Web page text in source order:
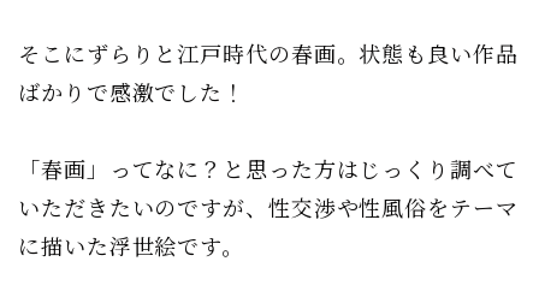
そこにずらりと江戸時代の春画。状態も良い作品
ばかりで感激でした！
「春画」ってなに？と思った方はじっくり調べて
いただきたいのですが、性交渉や性風俗をテーマ
に描いた浮世絵です。